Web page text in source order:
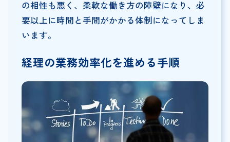
の相性も悪く、柔軟な働き方の障壁になり、必
要以上に時間と手間がかかる体制になってしま
います。
経理の業務効率化を進める手順